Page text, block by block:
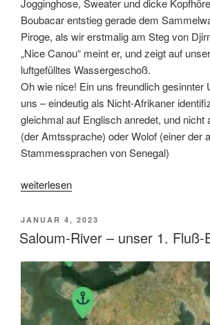
Jogginghose, Sweater und dicke
Boubacar entstieg gerade dem
Piroge, als wir erstmalig am Steg von
„Nice Canou“ meint er, und zeigt auf
luftgefülltes Wassergeschoß.
Oh wie nice! Ein uns freundlich gesinnter
uns – eindeutig als Nicht-Afrikaner
gleichmal auf Englisch anredet, und nicht
(der Amtssprache) oder Wolof (einer der
Stammessprachen von Senegal)
„DJIRNDA/Saloum
so
viele
–
so
viel
Freundlichkeit“
weiterlesen
VERÖFFENTLICHT
AM
JANUAR 4, 2023
Saloum-River – unser 1. Fluß-